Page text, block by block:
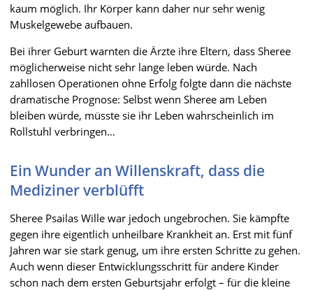
kaum möglich. Ihr Körper kann daher nur sehr wenig
Muskelgewebe aufbauen.
Bei ihrer Geburt warnten die Ärzte ihre Eltern, dass Sheree
möglicherweise nicht sehr lange leben würde. Nach
zahllosen Operationen ohne Erfolg folgte dann die nächste
dramatische Prognose: Selbst wenn Sheree am Leben
bleiben würde, müsste sie ihr Leben wahrscheinlich im
Rollstuhl verbringen…
Ein Wunder an Willenskraft, dass die
Mediziner verblüfft
Sheree Psailas Wille war jedoch ungebrochen. Sie kämpfte
gegen ihre eigentlich unheilbare Krankheit an. Erst mit fünf
Jahren war sie stark genug, um ihre ersten Schritte zu gehen.
Auch wenn dieser Entwicklungsschritt für andere Kinder
schon nach dem ersten Geburtsjahr erfolgt – für die kleine